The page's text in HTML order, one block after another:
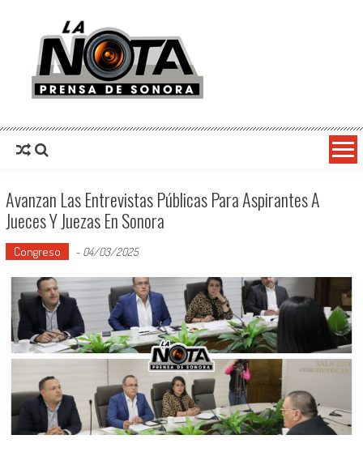
La Nota Prensa De Sonora
Avanzan Las Entrevistas Públicas Para Aspirantes A
Jueces Y Juezas En Sonora
Congreso - 04/03/2025